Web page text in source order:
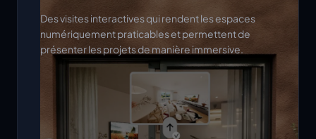
Des visites interactives qui rendent les espaces
numériquement praticables et permettent de
présenter les projets de manière immersive.